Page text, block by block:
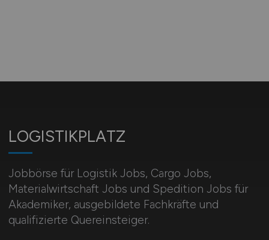
LOGISTIKPLATZ
Jobbörse für Logistik Jobs, Cargo Jobs,
Materialwirtschaft Jobs und Spedition Jobs für
Akademiker, ausgebildete Fachkräfte und
qualifizierte Quereinsteiger.